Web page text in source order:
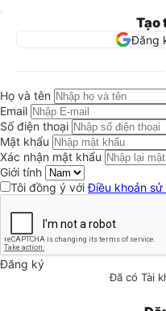
Tạo
Đăng
Họ và tên
Email
Số điện thoại
Mật khẩu
Xác nhận mật khẩu
Giới tính
Tôi đồng ý vớiĐiều khoản sử
Đăng ký
Đã có Tài